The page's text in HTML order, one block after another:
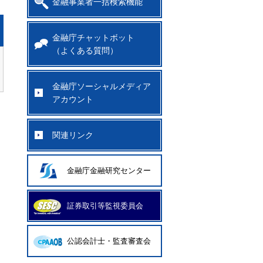
金融庁チャットボット
（よくある質問）
金融庁ソーシャルメディア
アカウント
関連リンク
金融庁金融研究センター
証券取引等監視委員会
公認会計士・監査審査会